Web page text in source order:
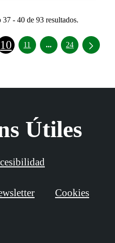
- 40 de 93 resultados.
Pages Use TAB to navigate.
10 11 ...Intermediate
24
Útiles
Cookies